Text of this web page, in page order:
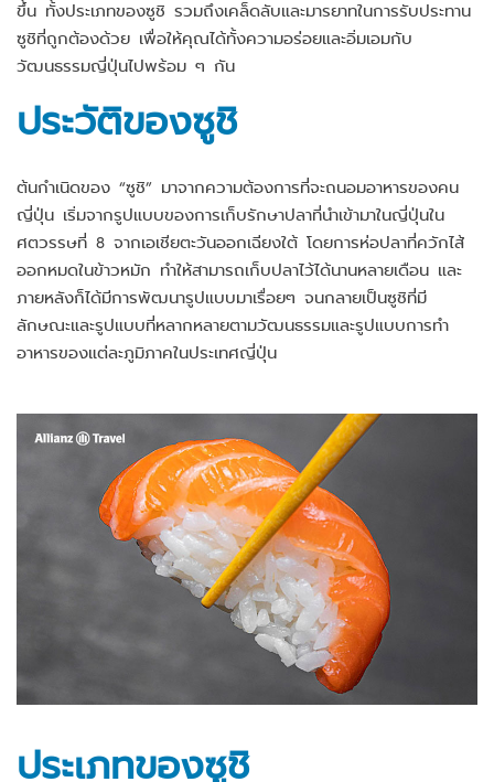
ขึ้น ทั้งประเภทของซูชิ รวมถึงเคล็ดลับและมารยาทในการรับประทาน
ซูชิที่ถูกต้องด้วย เพื่อให้คุณได้ทั้งความอร่อยและอิ่มเอมกับ
วัฒนธรรมญี่ปุ่นไปพร้อม ๆ กัน
ประวัติของซูชิ
ต้นกำเนิดของ “ซูชิ” มาจากความต้องการที่จะถนอมอาหารของคน
ญี่ปุ่น เริ่มจากรูปแบบของการเก็บรักษาปลาที่นำเข้ามาในญี่ปุ่นใน
ศตวรรษที่ 8 จากเอเชียตะวันออกเฉียงใต้ โดยการห่อปลาที่ควักไส้
ออกหมดในข้าวหมัก ทำให้สามารถเก็บปลาไว้ได้นานหลายเดือน และ
ภายหลังก็ได้มีการพัฒนารูปแบบมาเรื่อยๆ จนกลายเป็นซูชิที่มี
ลักษณะและรูปแบบที่หลากหลายตามวัฒนธรรมและรูปแบบการทำ
อาหารของแต่ละภูมิภาคในประเทศญี่ปุ่น
ประเภทของซูชิ